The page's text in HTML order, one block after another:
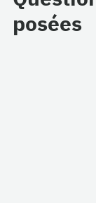
posées